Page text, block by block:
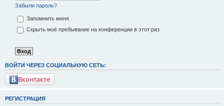
Забыли пароль?
Запомнить меня
Скрыть моё пребывание на конференции в этот раз
ВОЙТИ ЧЕРЕЗ СОЦИАЛЬНУЮ СЕТЬ:
Вконтакте
РЕГИСТРАЦИЯ